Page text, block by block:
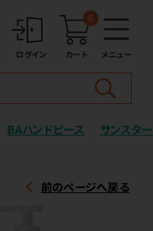
ログイン カート
0
メニュー
BAハンドピース サンスター
前のページへ戻る